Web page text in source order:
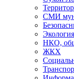
СМИ
Экология
НКО,
ЖКХ